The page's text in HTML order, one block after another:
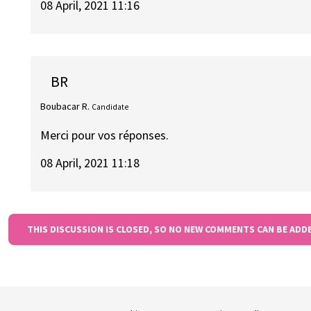
08 April, 2021 11:16
BR
Boubacar R. Candidate
Merci pour vos réponses.
08 April, 2021 11:18
THIS DISCUSSION IS CLOSED, SO NO NEW COMMENTS CAN BE